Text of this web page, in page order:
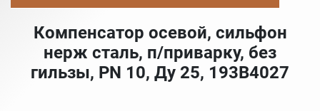
Компенсатор осевой, сильфон
нерж сталь, п/приварку, без
гильзы, PN 10, Ду 25, 193B4027